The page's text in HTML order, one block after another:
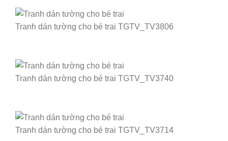
Tranh dán tường cho bé trai TGTV_TV3806
Tranh dán tường cho bé trai TGTV_TV3740
Tranh dán tường cho bé trai TGTV_TV3714